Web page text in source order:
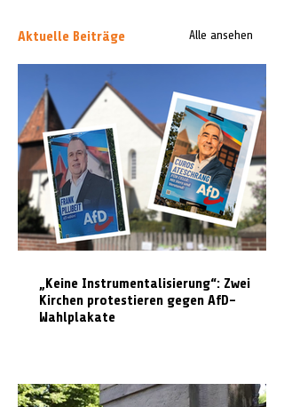
Aktuelle Beiträge Alle ansehen
„Keine Instrumentalisierung“: Zwei
Kirchen protestieren gegen AfD-
Wahlplakate